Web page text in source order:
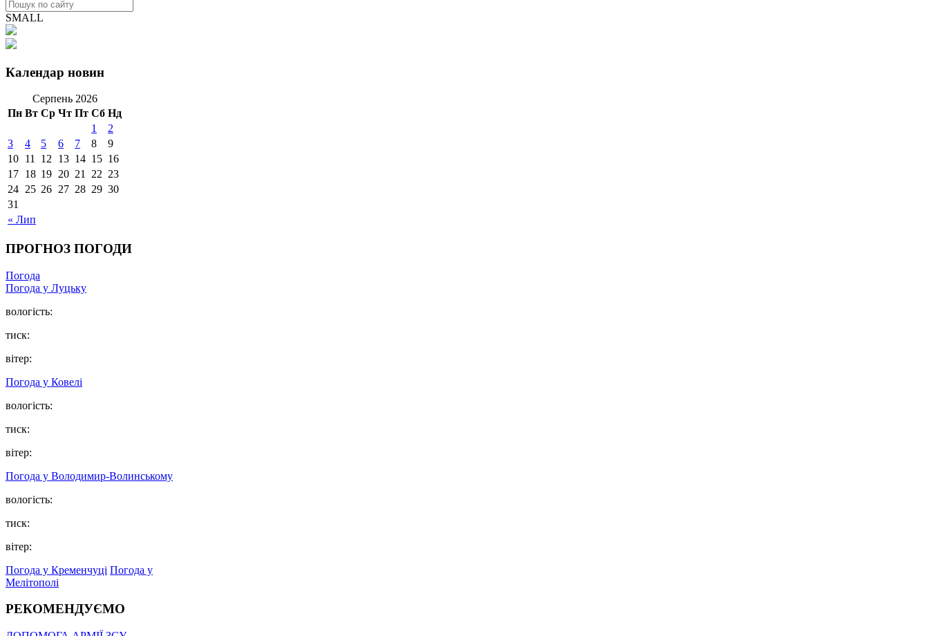
SMALL
Календар новин
Серпень 2026
Пн Вт Ср Чт Пт Сб Нд
« Лип
1
2
3
4 5 6 7 8
9
10 11 12 13 14 15 16
17 18 19 20 21 22 23
24 25 26 27 28 29 30
31
ПРОГНОЗ ПОГОДИ
Погода
Погода у Луцьку
вологість:
тиск:
вітер:
Погода у Ковелі
вологість:
тиск:
вітер:
Погода у Володимир-Волинському
вологість:
тиск:
вітер:
Погода у Кременчуці Погода у
Мелітополі
РЕКОМЕНДУЄМО